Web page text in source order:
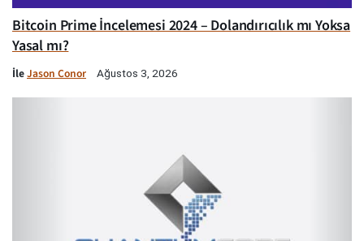
Bitcoin Prime İncelemesi 2024 – Dolandırıcılık mı Yoksa
Yasal mı?
İleJason Conor Ağustos 3, 2026